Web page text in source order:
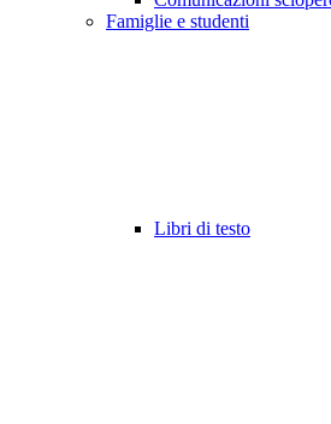
Famiglie e studenti
Libri di testo